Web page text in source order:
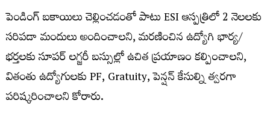
పెండింగ్ బకాయిలు చెల్లించడంతో పాటు ESI ఆస్పత్రిలో 2 నెలలకు
సరిపడా మందులు అందించాలని, మరణించిన ఉద్యోగి భార్య/
భర్తలకు సూపర్ లగ్జరీ బస్సుల్లో ఉచిత ప్రయాణం కల్పించాలని,
వితంతు ఉద్యోగులకు PF, Gratuity, పెన్షన్ కేసుల్ని త్వరగా
పరిష్కరించాలని కోరారు.